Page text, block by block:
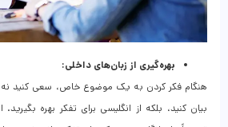
بهره‌گیری از زبان‌های داخلی:
هنگام فکر کردن به یک موضوع خاص، سعی کنید نه‌
بیان کنید، بلکه از انگلیسی برای تفکر بهره